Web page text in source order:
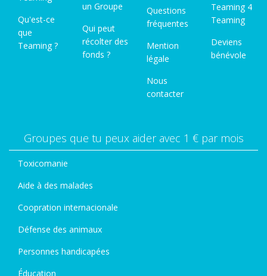
Qu'est-ce
que
Teaming ?
un Groupe
Qui peut
récolter des
fonds ?
Questions
fréquentes
Mention
légale
Nous
contacter
Teaming 4
Teaming
Deviens
bénévole
Groupes que tu peux aider avec 1 € par mois
Toxicomanie
Aide à des malades
Coopration internacionale
Défense des animaux
Personnes handicapées
Éducation